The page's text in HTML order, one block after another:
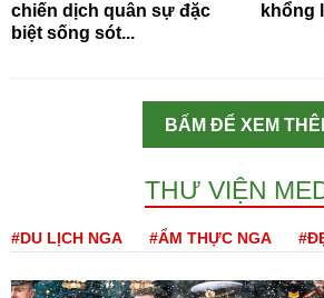
chiến dịch quân sự đặc
biệt sống sót...
khổng
BẤM ĐỂ XEM
THƯ VIỆN
#DU LỊCH NGA #ẨM THỰC NGA